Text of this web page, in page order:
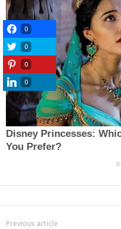
Previous article
0
0
0
0